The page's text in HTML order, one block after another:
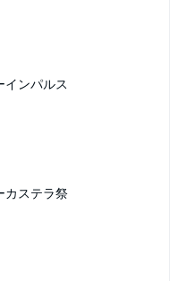
ンパルス
ステラ祭